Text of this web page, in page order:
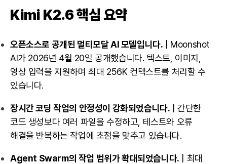
Kimi K2.6 핵심 요약
오픈소스로 공개된 멀티모달 AI 모델입니다. | Moonshot
AI가 2026년 4월 20일 공개했습니다. 텍스트, 이미지,
영상 입력을 지원하며 최대 256K 컨텍스트를 처리할 수
있습니다.
장시간 코딩 작업의 안정성이 강화되었습니다. | 간단한
코드 생성보다 여러 파일을 수정하고, 테스트와 오류
해결을 반복하는 작업에 초점을 맞추고 있습니다.
Agent Swarm의 작업 범위가 확대되었습니다. | 최대